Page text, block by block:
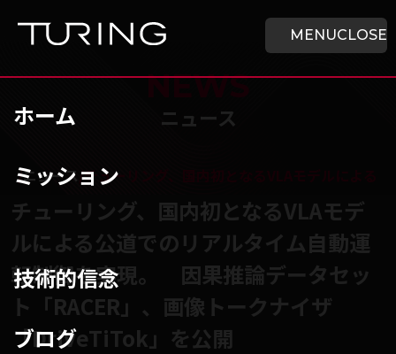
MENUCLOSE
ホーム
ミッション
技術的信念
ブログ
チューリング株式会社
/ニュース /チューリング、国内初となるVLAモデルによる
NEWS
ニュース
チューリング、国内初となるVLAモデ
ルによる公道でのリアルタイム自動運
転制御を実現。 因果推論データセッ
ト「RACER」、画像トークナイザ
「DriveTiTok」を公開